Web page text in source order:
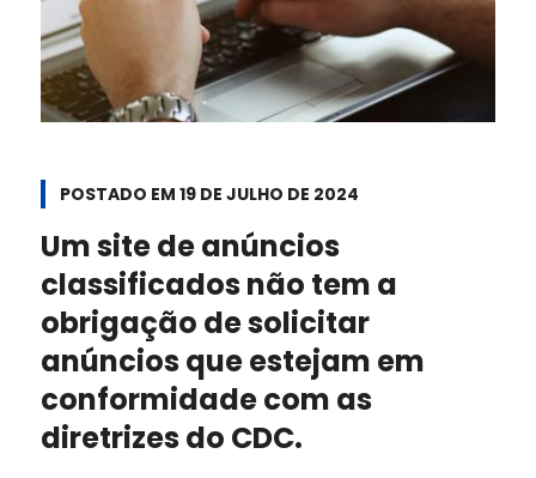
POSTADO EM 19 DE JULHO DE 2024
Um site de anúncios
classificados não tem a
obrigação de solicitar
anúncios que estejam em
conformidade com as
diretrizes do CDC.